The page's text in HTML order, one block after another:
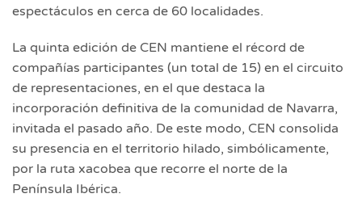
espectáculos en cerca de 60 localidades.
La quinta edición de CEN mantiene el récord de
compañías participantes (un total de 15) en el circuito
de representaciones, en el que destaca la
incorporación definitiva de la comunidad de Navarra,
invitada el pasado año. De este modo, CEN consolida
su presencia en el territorio hilado, simbólicamente,
por la ruta xacobea que recorre el norte de la
Península Ibérica.